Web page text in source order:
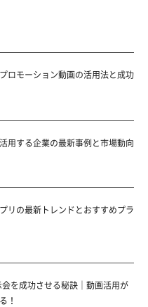
ロモーション動画の活用法と成功
用する企業の最新事例と市場動向
リの最新トレンドとおすすめプラ
を成功させる秘訣｜動画活用が
！